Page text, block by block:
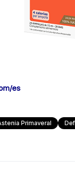
es
Primaveral